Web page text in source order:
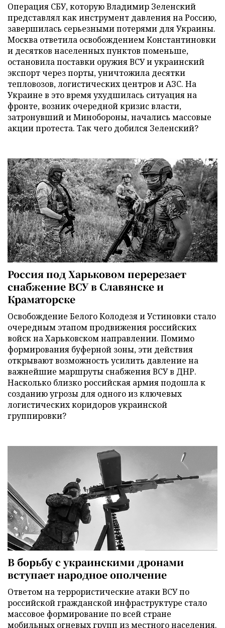
Операция СБУ, которую Владимир Зеленский
представлял как инструмент давления на Россию,
завершилась серьезными потерями для Украины.
Москва ответила освобождением Константиновки
и десятков населенных пунктов поменьше,
остановила поставки оружия ВСУ и украинский
экспорт через порты, уничтожила десятки
тепловозов, логистических центров и АЗС. На
Украине в это время ухудшилась ситуация на
фронте, возник очередной кризис власти,
затронувший и Минобороны, начались массовые
акции протеста. Так чего добился Зеленский?
Россия под Харьковом перерезает
снабжение ВСУ в Славянске и
Краматорске
Освобождение Белого Колодезя и Устиновки стало
очередным этапом продвижения российских
войск на Харьковском направлении. Помимо
формирования буферной зоны, эти действия
открывают возможность усилить давление на
важнейшие маршруты снабжения ВСУ в ДНР.
Насколько близко российская армия подошла к
созданию угрозы для одного из ключевых
логистических коридоров украинской
группировки?
В борьбу с украинскими дронами
вступает народное ополчение
Ответом на террористические атаки ВСУ по
российской гражданской инфраструктуре стало
массовое формирование по всей стране
мобильных огневых групп из местного населения.